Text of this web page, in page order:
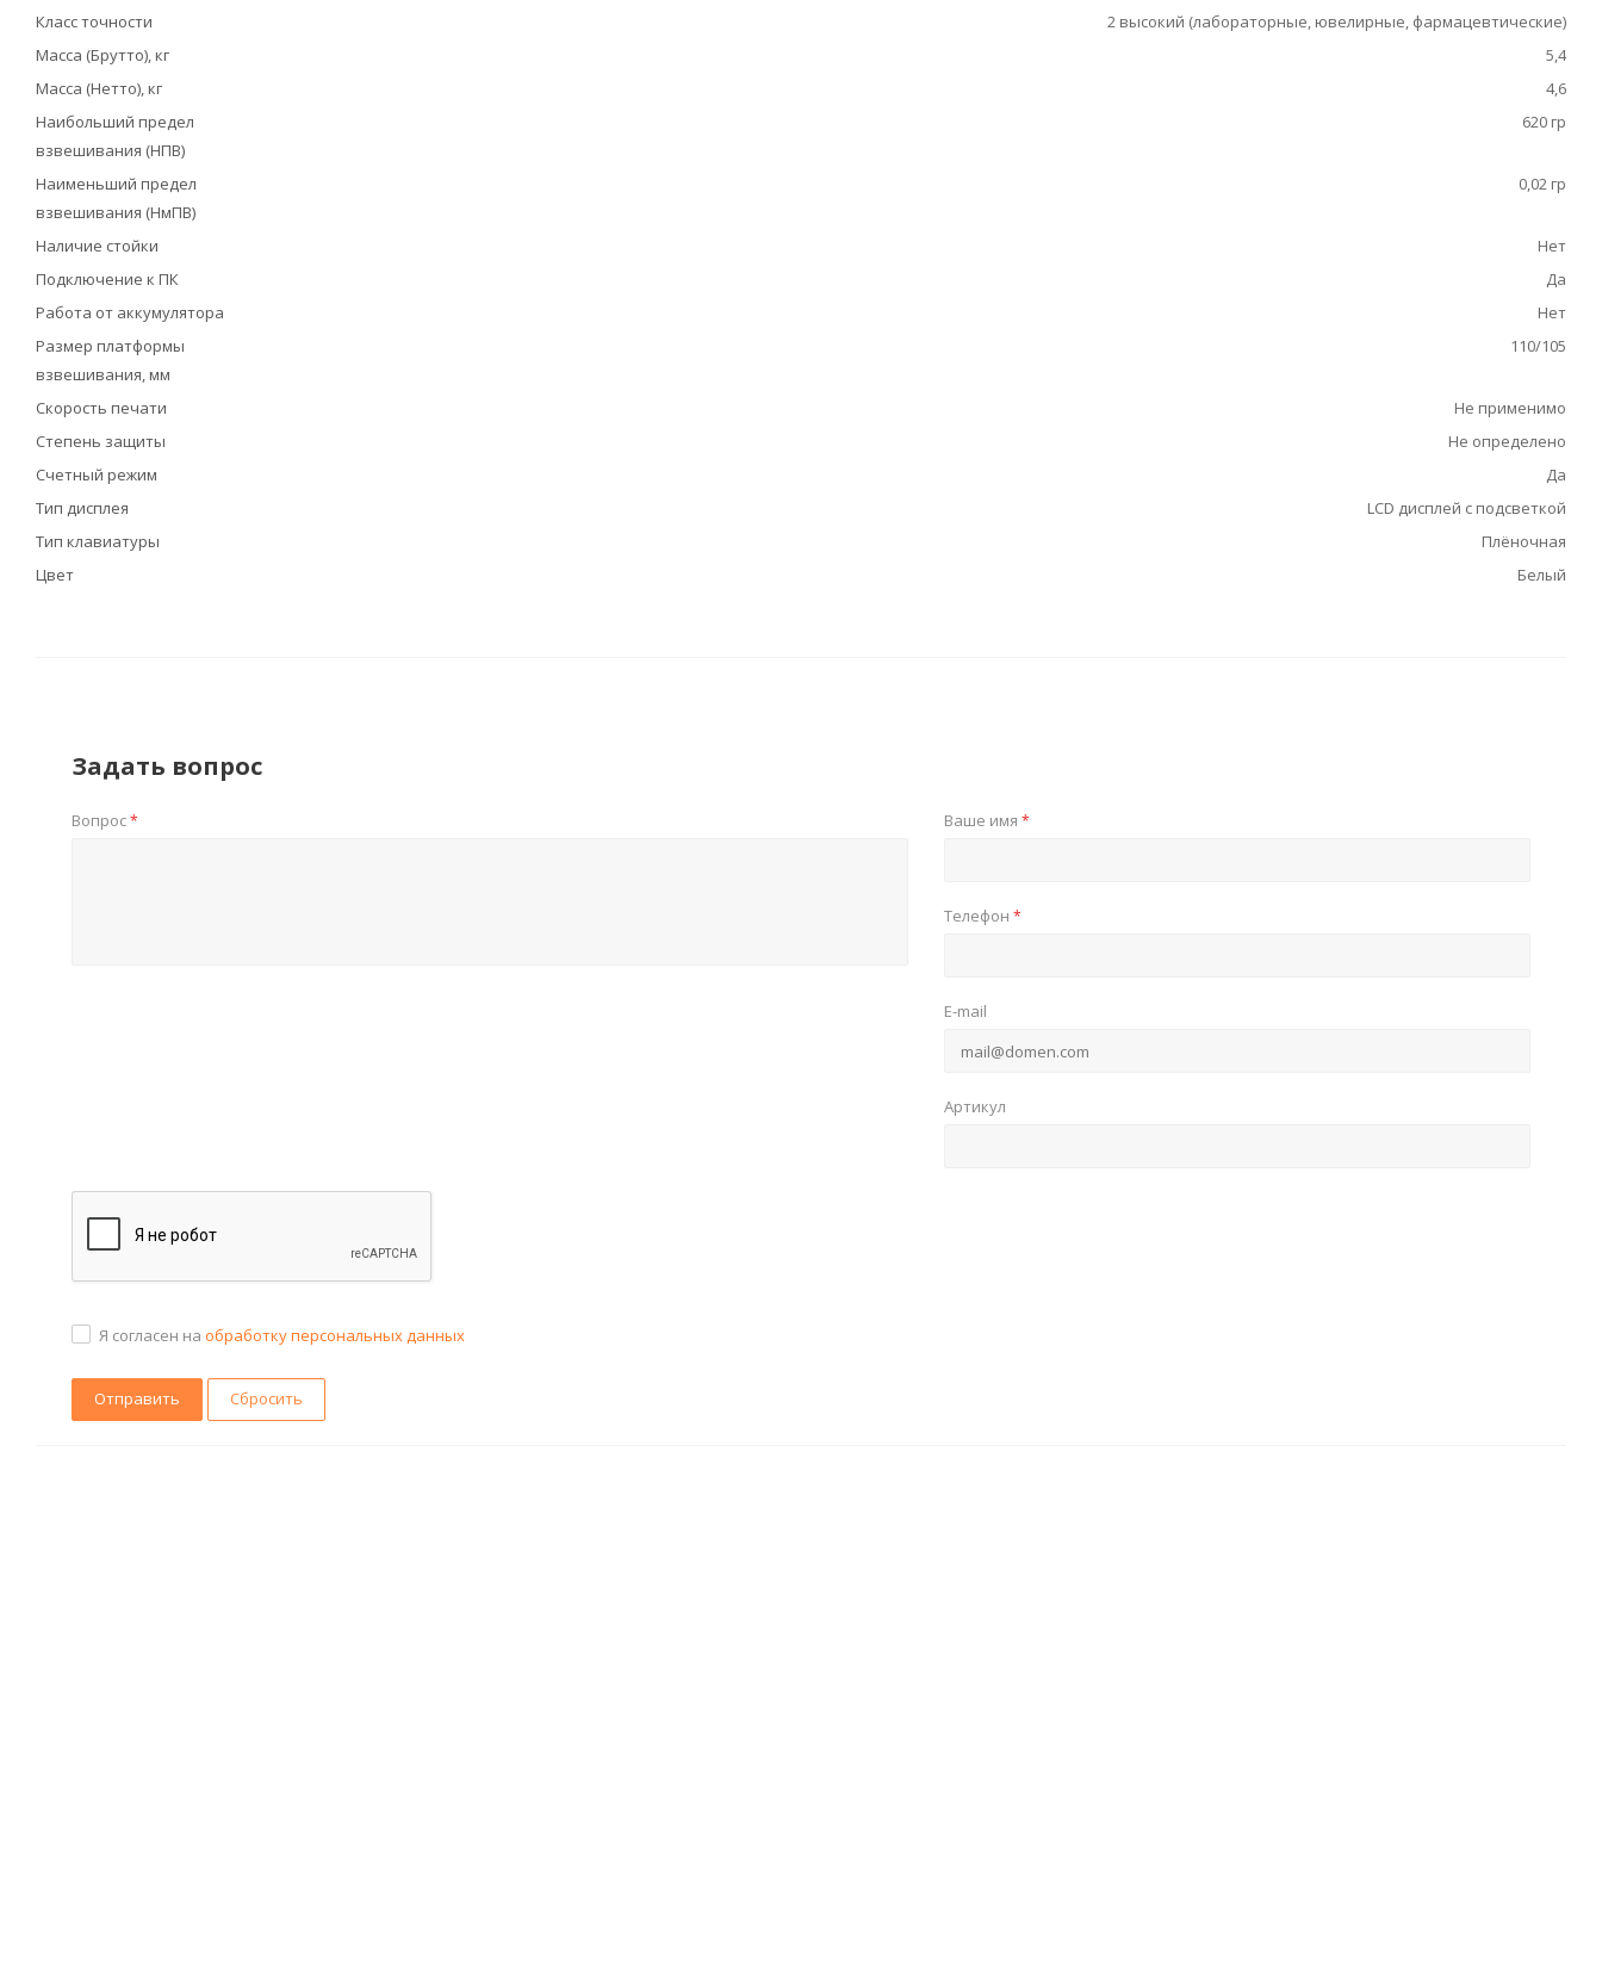
Класс точности
2 высокий (лабораторные, ювелирные, фармацевтические)
Масса (Брутто), кг
5,4
Масса (Нетто), кг
4,6
Наибольший предел
взвешивания (НПВ)
620 гр
Наименьший предел
взвешивания (НмПВ)
0,02 гр
Наличие стойки
Нет
Подключение к ПК
Да
Работа от аккумулятора
Нет
Размер платформы
взвешивания, мм
110/105
Скорость печати
Не применимо
Степень защиты
Не определено
Счетный режим
Да
Тип дисплея
LCD дисплей с подсветкой
Тип клавиатуры
Плёночная
Цвет
Белый
Задать вопрос
Вопрос* Ваше имя *
Телефон *
E-mail
Артикул
Я согласен на обработку персональных данных
Сбросить